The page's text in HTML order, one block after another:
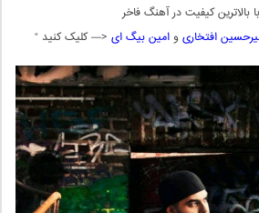
با بالاترین کیفیت در آهنگ فاخر
افتخاری وامین بیگ ای <— کلیک کنید “